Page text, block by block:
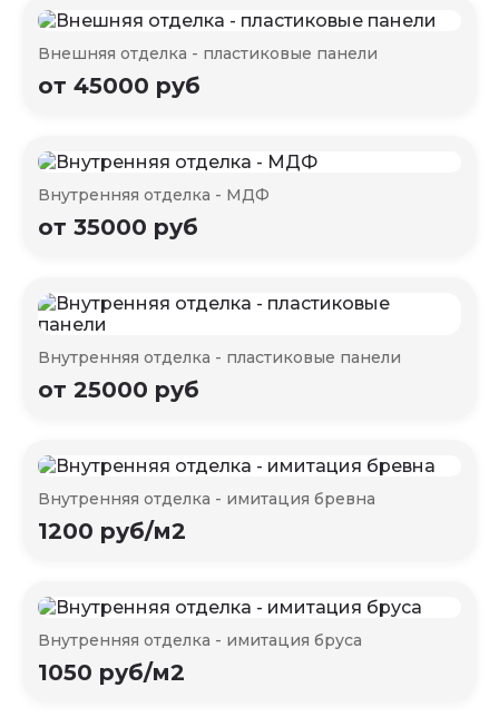
Внешняя отделка - пластиковые панели
от 45000 руб
Внутренняя отделка - МДФ
от 35000 руб
Внутренняя отделка - пластиковые панели
от 25000 руб
Внутренняя отделка - имитация бревна
1200 руб/м2
Внутренняя отделка - имитация бруса
1050 руб/м2